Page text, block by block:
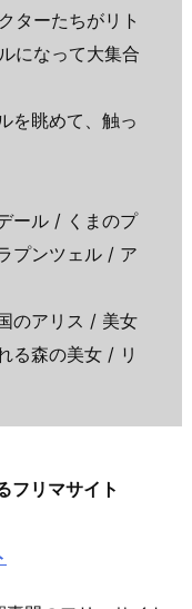
ターたちがリト
になって大集合
を眺めて、触っ
ール / くまのプ
プンツェル / ア
のアリス / 美女
る森の美女 / リ
フリマサイト